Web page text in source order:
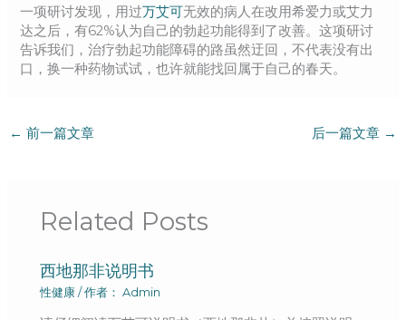
一项研讨发现，用过万艾可无效的病人在改用希爱力或艾力
达之后，有62%认为自己的勃起功能得到了改善。这项研讨
告诉我们，治疗勃起功能障碍的路虽然迂回，不代表没有出
口，换一种药物试试，也许就能找回属于自己的春天。
← 前一篇文章 后一篇文章 →
Related Posts
西地那非说明书
性健康 / 作者： Admin